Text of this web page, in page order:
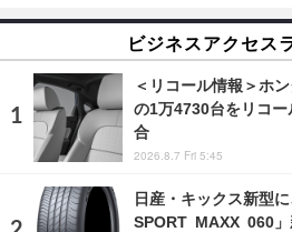
ビジネスアクセス
＜リコール情報＞ホ
の1万4730台をリコ
合
2026.8.7 Fri 5:45
日産・キックス新型
SPORT MAXX 060」